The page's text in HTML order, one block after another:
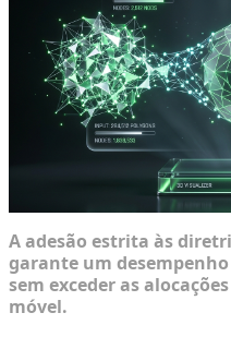
A adesão estrita às
garante um
sem exceder as
móvel.